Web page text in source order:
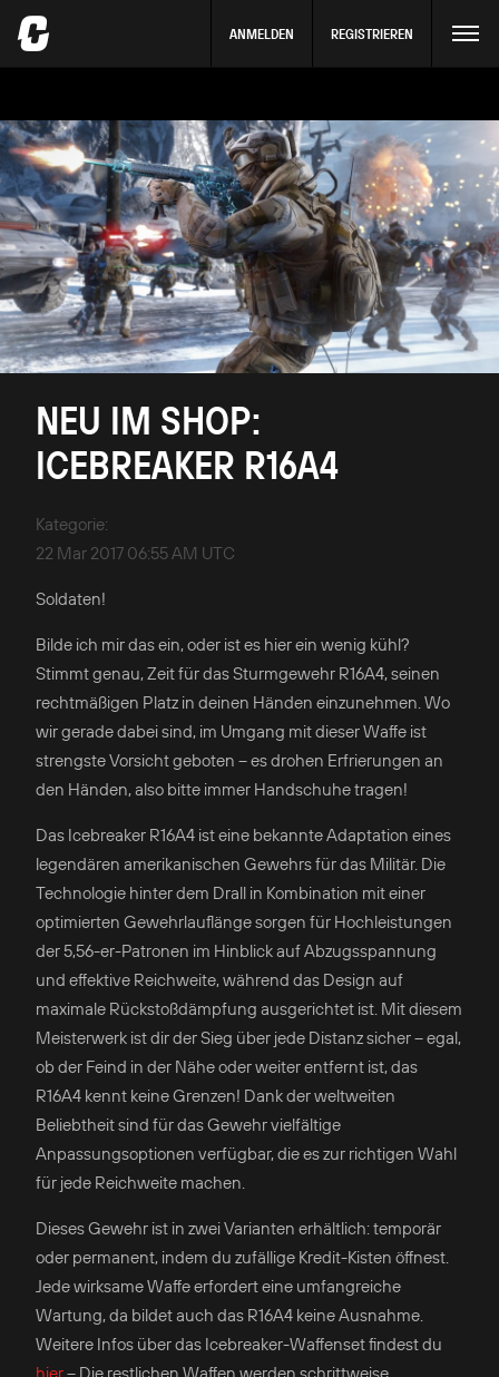
ANMELDEN REGISTRIEREN
NEU IM SHOP:
ICEBREAKER R16A4
Kategorie:
22 Mar 2017 06:55 AM UTC
Soldaten!
Bilde ich mir das ein, oder ist es hier ein wenig kühl?
Stimmt genau, Zeit für das Sturmgewehr R16A4, seinen
rechtmäßigen Platz in deinen Händen einzunehmen. Wo
wir gerade dabei sind, im Umgang mit dieser Waffe ist
strengste Vorsicht geboten – es drohen Erfrierungen an
den Händen, also bitte immer Handschuhe tragen!
Das Icebreaker R16A4 ist eine bekannte Adaptation eines
legendären amerikanischen Gewehrs für das Militär. Die
Technologie hinter dem Drall in Kombination mit einer
optimierten Gewehrlauflänge sorgen für Hochleistungen
der 5,56-er-Patronen im Hinblick auf Abzugsspannung
und effektive Reichweite, während das Design auf
maximale Rückstoßdämpfung ausgerichtet ist. Mit diesem
Meisterwerk ist dir der Sieg über jede Distanz sicher – egal,
ob der Feind in der Nähe oder weiter entfernt ist, das
R16A4 kennt keine Grenzen! Dank der weltweiten
Beliebtheit sind für das Gewehr vielfältige
Anpassungsoptionen verfügbar, die es zur richtigen Wahl
für jede Reichweite machen.
Dieses Gewehr ist in zwei Varianten erhältlich: temporär
oder permanent, indem du zufällige Kredit-Kisten öffnest.
Jede wirksame Waffe erfordert eine umfangreiche
Wartung, da bildet auch das R16A4 keine Ausnahme.
Weitere Infos über das Icebreaker-Waffenset findest du